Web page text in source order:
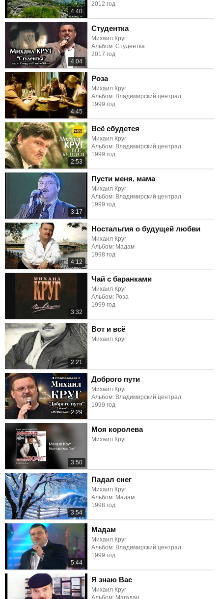
4:40
2012 год
4:04
Студентка
Михаил Круг
Альбом: Студентка
2017 год
4:45
Роза
Михаил Круг
Альбом: Владимирский централ
1999 год
2:53
Всё сбудется
Михаил Круг
Альбом: Владимирский централ
1999 год
3:17
Пусти меня, мама
Михаил Круг
Альбом: Владимирский централ
1999 год
4:12
Ностальгия о будущей любви
Михаил Круг
Альбом: Мадам
1998 год
3:32
Чай с баранками
Михаил Круг
Альбом: Роза
1999 год
2:21
Вот и всё
Михаил Круг
2:29
Доброго пути
Михаил Круг
Альбом: Владимирский централ
1999 год
3:50
Моя королева
Михаил Круг
3:54
Падал снег
Михаил Круг
Альбом: Мадам
1998 год
5:44
Мадам
Михаил Круг
Альбом: Владимирский централ
1999 год
Я знаю Вас
Михаил Круг
Альбом: Магадан